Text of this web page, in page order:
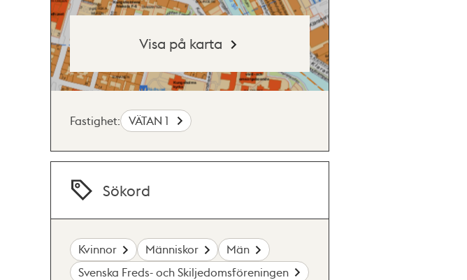
Visa på karta
Fastighet: VÄTAN 1
Sökord
Kvinnor Människor
Män
Svenska Freds- och Skiljedomsföreningen